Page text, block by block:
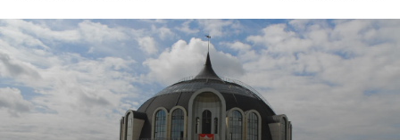
Тула предпринимательская
ДоброЦентр
Голодный шпион